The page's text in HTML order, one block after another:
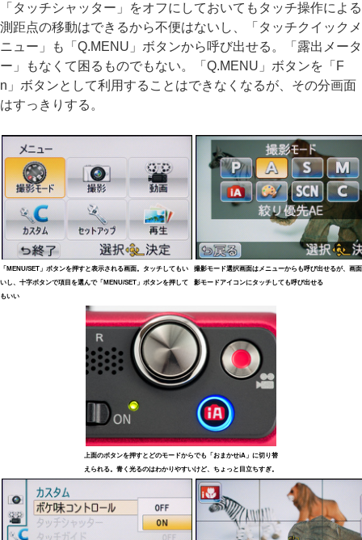
「タッチシャッター」をオフにしておいてもタッチ操作による
測距点の移動はできるから不便はないし、「タッチクイックメ
ニュー」も「Q.MENU」ボタンから呼び出せる。「露出メータ
ー」もなくて困るものでもない。「Q.MENU」ボタンを「F
n」ボタンとして利用することはできなくなるが、その分画面
はすっきりする。
「MENU/SET」ボタンを押すと表示される画面。タッチしてもい
いし、十字ボタンで項目を選んで「MENU/SET」ボタンを押して
もいい
撮影モード選択画面はメニューからも呼び出せるが、画
影モードアイコンにタッチしても呼び出せる
上面のボタンを押すとどのモードからでも「おまかせiA」に切り替
えられる。青く光るのはわかりやすいけど、ちょっと目立ちすぎ。